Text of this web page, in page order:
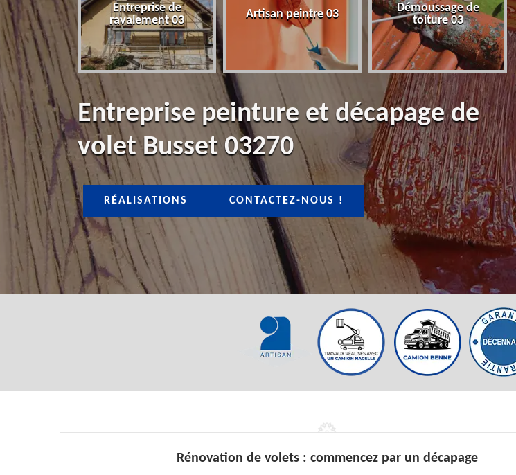
03
Entreprise de
ravalement 03
Artisan peintre 03
Démoussage de
toiture 03
Entreprise peinture et décapage de
volet Busset 03270
RÉALISATIONS CONTACTEZ-NOUS !
Rénovation de volets : commencez par un décapage